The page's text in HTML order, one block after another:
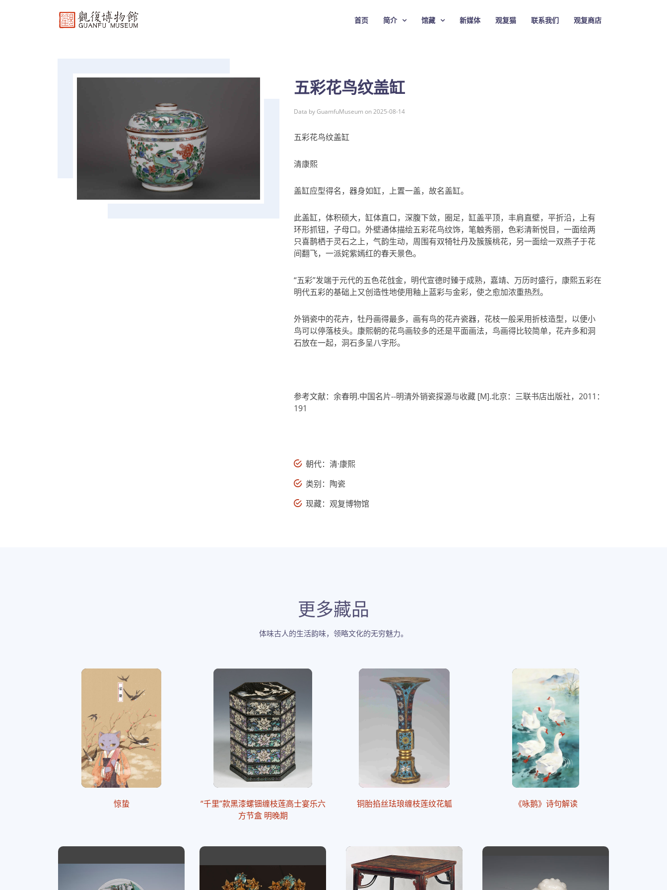
首页 简介 馆藏 新媒体 观复猫 联系我们 观复商店
五彩花鸟纹盖缸
Data by GuamfuMuseum on 2025-08-14
五彩花鸟纹盖缸
清康熙
盖缸应型得名，器身如缸，上置一盖，故名盖缸。
此盖缸，体积硕大，缸体直口，深腹下敛，圈足，缸盖平顶，丰肩直壁，平折沿，上有
环形抓钮，子母口。外壁通体描绘五彩花鸟纹饰，笔触秀丽，色彩清新悦目，一面绘两
只喜鹊栖于灵石之上，气韵生动，周围有双犄牡丹及簇簇桃花，另一面绘一双燕子于花
间翻飞，一派姹紫嫣红的春天景色。
“五彩”发端于元代的五色花戗金，明代宣德时臻于成熟，嘉靖、万历时盛行，康熙五彩在
明代五彩的基础上又创造性地使用釉上蓝彩与金彩，使之愈加浓重热烈。
外销瓷中的花卉，牡丹画得最多，画有鸟的花卉瓷器，花枝一般采用折枝造型，以便小
鸟可以停落枝头。康熙朝的花鸟画较多的还是平面画法，鸟画得比较简单，花卉多和洞
石放在一起，洞石多呈八字形。
参考文献：余春明.中国名片--明清外销瓷探源与收藏 [M].北京：三联书店出版社，2011：
191
朝代：清·康熙
类别：陶瓷
现藏：观复博物馆
更多藏品
体味古人的生活韵味，领略文化的无穷魅力。
惊蛰
“千里”款黑漆螺钿缠枝莲高士宴乐六
方节盒 明晚期
铜胎掐丝珐琅缠枝莲纹花觚 《咏鹅》诗句解读